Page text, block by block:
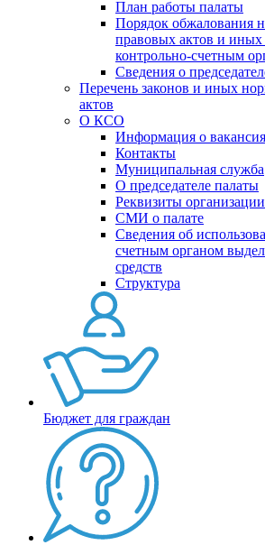
План работы палаты
Порядок обжалования
правовых актов и
контрольно-счетным
Сведения о
Перечень законов и иных
актов
О КСО
Информация о
Контакты
Муниципальная служба
О председателе палаты
Реквизиты организации
СМИ о палате
Сведения об
счетным органом
средств
Структура
Бюджет для граждан